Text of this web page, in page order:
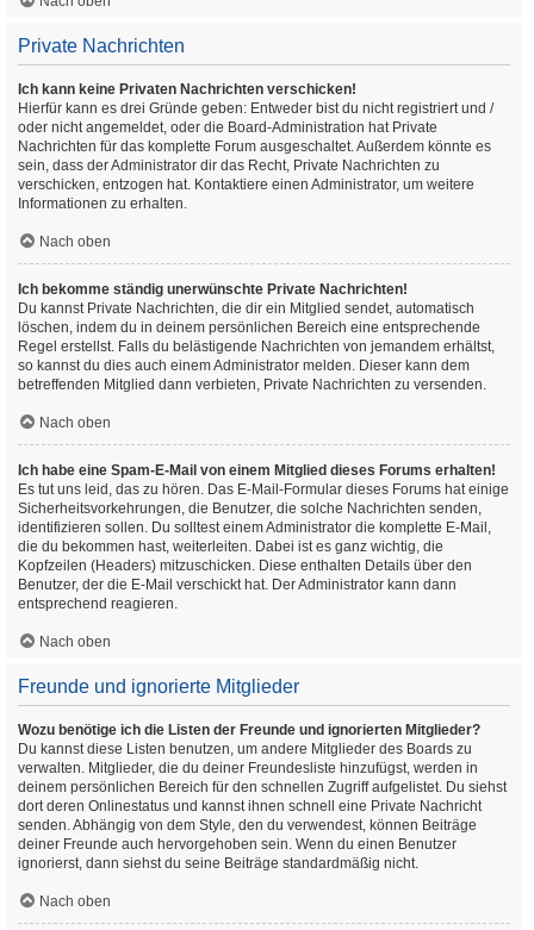
Private Nachrichten
Ich kann keine Privaten Nachrichten verschicken!
Hierfür kann es drei Gründe geben: Entweder bist du nicht registriert und /
oder nicht angemeldet, oder die Board-Administration hat Private
Nachrichten für das komplette Forum ausgeschaltet. Außerdem könnte es
sein, dass der Administrator dir das Recht, Private Nachrichten zu
verschicken, entzogen hat. Kontaktiere einen Administrator, um weitere
Informationen zu erhalten.
Nach oben
Ich bekomme ständig unerwünschte Private Nachrichten!
Du kannst Private Nachrichten, die dir ein Mitglied sendet, automatisch
löschen, indem du in deinem persönlichen Bereich eine entsprechende
Regel erstellst. Falls du belästigende Nachrichten von jemandem erhältst,
so kannst du dies auch einem Administrator melden. Dieser kann dem
betreffenden Mitglied dann verbieten, Private Nachrichten zu versenden.
Nach oben
Ich habe eine Spam-E-Mail von einem Mitglied dieses Forums erhalten!
Es tut uns leid, das zu hören. Das E-Mail-Formular dieses Forums hat einige
Sicherheitsvorkehrungen, die Benutzer, die solche Nachrichten senden,
identifizieren sollen. Du solltest einem Administrator die komplette E-Mail,
die du bekommen hast, weiterleiten. Dabei ist es ganz wichtig, die
Kopfzeilen (Headers) mitzuschicken. Diese enthalten Details über den
Benutzer, der die E-Mail verschickt hat. Der Administrator kann dann
entsprechend reagieren.
Nach oben
Freunde und ignorierte Mitglieder
Wozu benötige ich die Listen der Freunde und ignorierten Mitglieder?
Du kannst diese Listen benutzen, um andere Mitglieder des Boards zu
verwalten. Mitglieder, die du deiner Freundesliste hinzufügst, werden in
deinem persönlichen Bereich für den schnellen Zugriff aufgelistet. Du siehst
dort deren Onlinestatus und kannst ihnen schnell eine Private Nachricht
senden. Abhängig von dem Style, den du verwendest, können Beiträge
deiner Freunde auch hervorgehoben sein. Wenn du einen Benutzer
ignorierst, dann siehst du seine Beiträge standardmäßig nicht.
Nach oben